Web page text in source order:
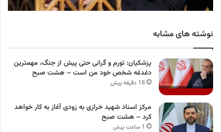
نوشته های مشابه
پزشکیان: تورم و گرانی حتی پیش از جنگ، مهمترین
دغدغه شخص خود من است – هشت صبح
18 دقیقه پیش
مرکز اسناد شهید خرازی به زودی آغاز به کار خواهد
کرد – هشت صبح
1 ساعت پیش